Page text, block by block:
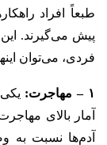
طبعاً افراد
پیش می‌گیرند. این
فردی، می‌توان
۱ – مهاجرت:
آمار بالای
آدم‌ها نسبت به